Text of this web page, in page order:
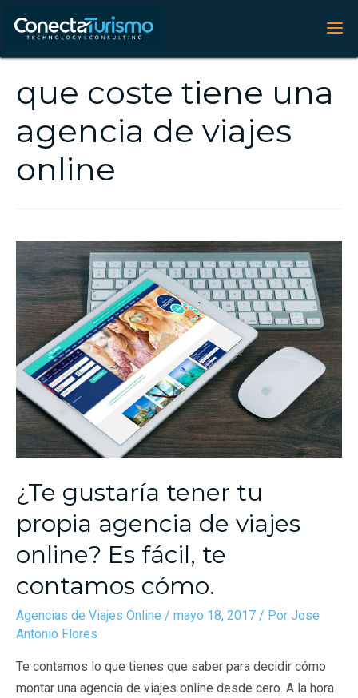
que coste tiene una
agencia de viajes
online
¿Te gustaría tener tu
propia agencia de viajes
online? Es fácil, te
contamos cómo.
Agencias de Viajes Online / mayo 18, 2017 / Por Jose
Antonio Flores
Te contamos lo que tienes que saber para decidir cómo
montar una agencia de viajes online desde cero. A la hora